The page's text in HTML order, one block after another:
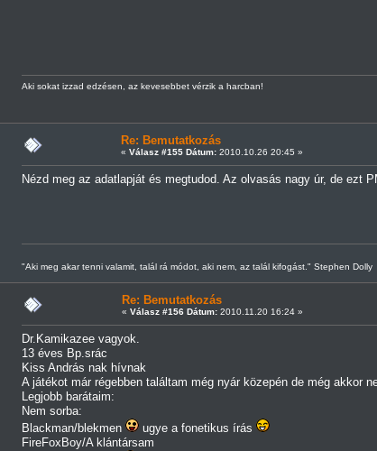
Aki sokat izzad edzésen, az kevesebbet vérzik a harcban!
Re: Bemutatkozás
« Válasz #155 Dátum:2010.10.26 20:45 »
Nézd meg az adatlapját és megtudod. Az olvasás nagy úr, de ezt
"Aki meg akar tenni valamit, talál rá módot, aki nem, az talál kifogást." Stephen Dolly
Re: Bemutatkozás
« Válasz #156 Dátum:2010.11.20 16:24 »
Dr.Kamikazee vagyok.
13 éves Bp.srác
Kiss András nak hívnak
A játékot már régebben találtam még nyár közepén de még akkor
Legjobb barátaim:
Nem sorba:
Blackman/blekmen
ugye a fonetikus írás
FireFoxBoy/A klántársam